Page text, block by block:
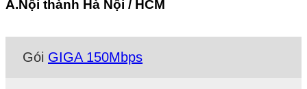
A.Nội thành Hà Nội / HCM
Gói GIGA 150Mbps